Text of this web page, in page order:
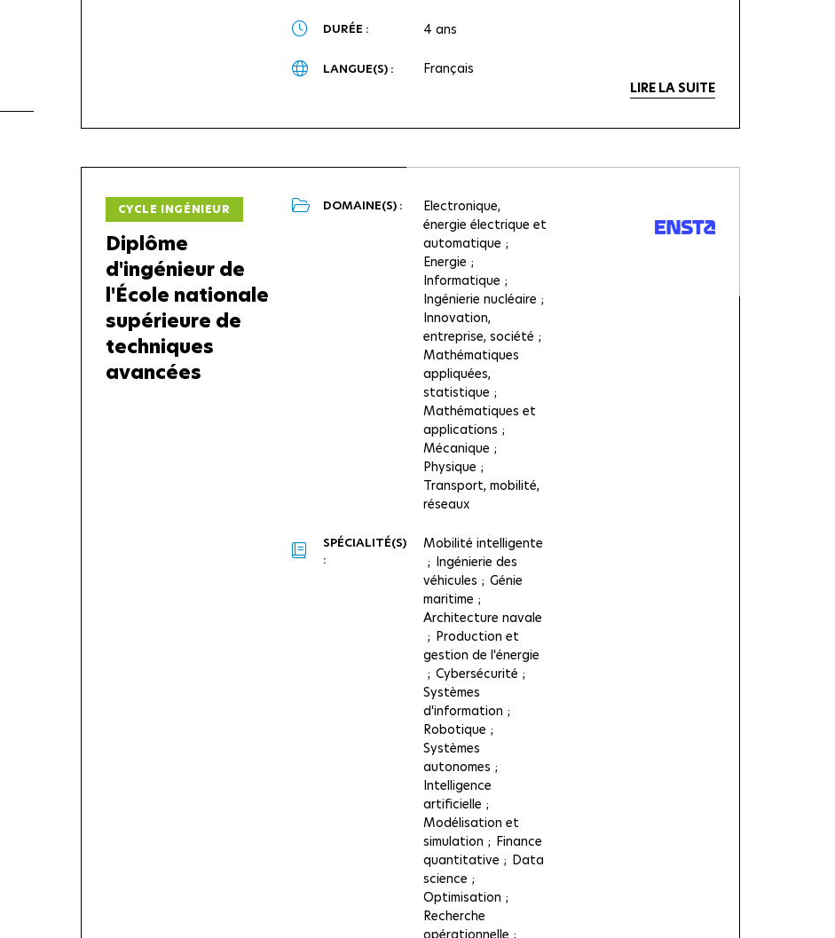
DURÉE : 4 ans
LANGUE(S) :
Français
LIRE LA SUITE
CYCLE INGÉNIEUR
Diplôme
d'ingénieur de
l'École nationale
supérieure de
techniques
avancées
DOMAINE(S) :
Electronique,
énergie électrique et
automatique
Energie
Informatique
Ingénierie nucléaire
Innovation,
entreprise, société
Mathématiques
appliquées,
statistique
Mathématiques et
applications
Mécanique
Physique
Transport, mobilité,
réseaux
SPÉCIALITÉ(S)
:
Mobilité intelligente
Ingénierie des
véhicules
Génie
maritime
Architecture navale
Production et
gestion de l'énergie
Cybersécurité
Systèmes
d'information
Robotique
Systèmes
autonomes
Intelligence
artificielle
Modélisation et
simulation
Finance
quantitative
Data
science
Optimisation
Recherche
opérationnelle